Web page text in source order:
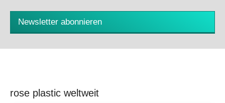
Newsletter abonnieren
rose plastic weltweit